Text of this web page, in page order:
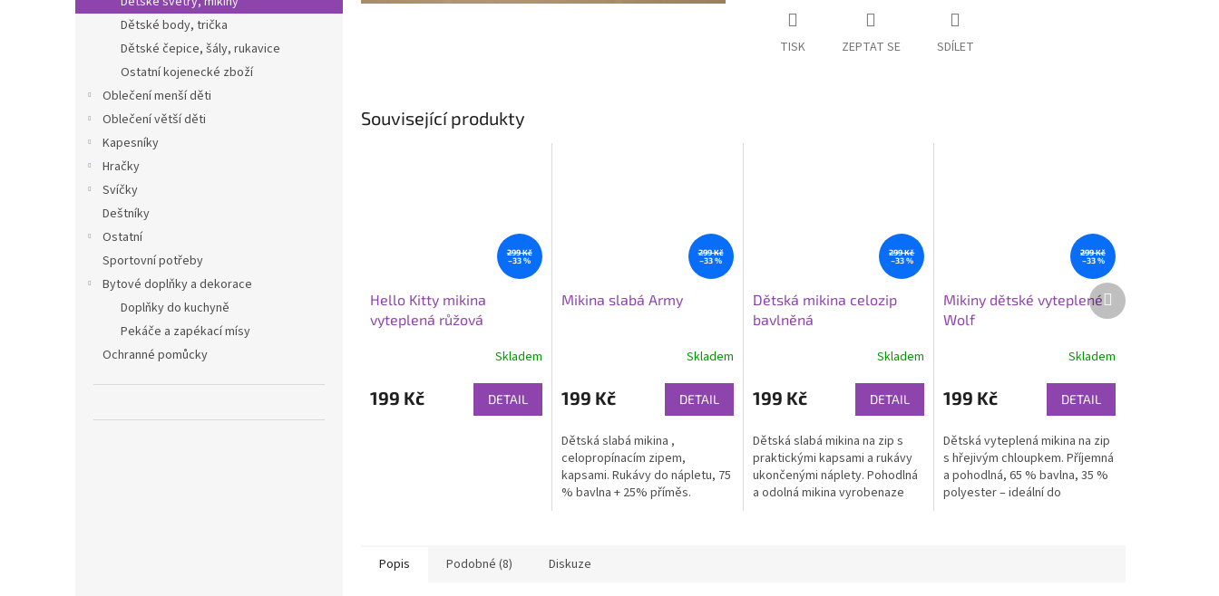
Dětské body, trička
Dětské čepice, šály, rukavice
Ostatní kojenecké zboží
Oblečení menší děti
Oblečení větší děti
Kapesníky
Hračky
Svíčky
Deštníky
Ostatní
Sportovní potřeby
Bytové doplňky a dekorace
Doplňky do kuchyně
Pekáče a zapékací mísy
Ochranné pomůcky
TISK ZEPTAT SE SDÍLET
Související produkty
299 Kč
–33 %
Hello Kitty mikina
vyteplená růžová
Skladem
199 Kč DETAIL
299 Kč
–33 %
Mikina slabá Army
Skladem
199 Kč DETAIL
Dětská slabá mikina ,
celopropínacím zipem,
kapsami. Rukávy do nápletu, 75
% bavlna + 25% příměs.
299 Kč
–33 %
Dětská mikina celozip
bavlněná
Skladem
199 Kč DETAIL
Dětská slabá mikina na zip s
praktickými kapsami a rukávy
ukončenými náplety. Pohodlná
a odolná mikina vyrobenaze
299 Kč
–33 %
Mikiny dětské vyteplené
Wolf
Skladem
199 Kč DETAIL
Dětská vyteplená mikina na zip
s hřejivým chloupkem. Příjemná
a pohodlná, 65 % bavlna, 35 %
polyester – ideální do
Další
produkt
Popis Podobné (8) Diskuze